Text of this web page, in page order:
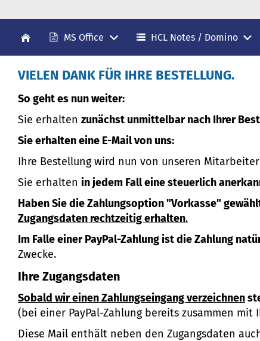
MS Office HCL Notes / Domino
VIELEN DANK FÜR IHRE BESTELLUNG.
So geht es nun weiter:
Sie erhalten zunächst unmittelbar nach Ihrer
Sie erhalten eine E-Mail von uns:
Ihre Bestellung wird nun von unseren
Sie erhalten in jedem Fall eine steuerlich
Haben Sie die Zahlungsoption "Vorkasse"
Zugangsdaten rechtzeitig erhalten.
Im Falle einer PayPal-Zahlung ist die Zahlung
Zwecke.
Ihre Zugangsdaten
Sobald wir einen Zahlungseingang verzeichnen
(bei einer PayPal-Zahlung bereits zusammen mit
Diese Mail enthält neben den Zugangsdaten